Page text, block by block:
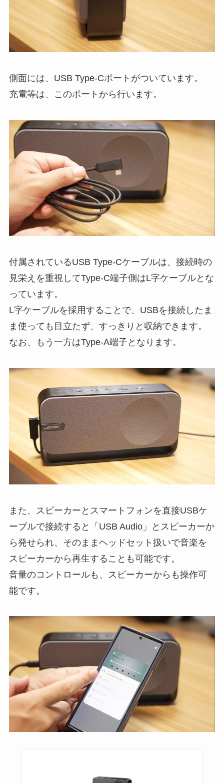
側面には、USB Type-Cポートがついています。
充電等は、このポートから行います。
付属されているUSB Type-Cケーブルは、接続時の
見栄えを重視してType-C端子側はL字ケーブルとな
っています。
L字ケーブルを採用することで、USBを接続したま
ま使っても目立たず、すっきりと収納できます。
なお、もう一方はType-A端子となります。
また、スピーカーとスマートフォンを直接USBケ
ーブルで接続すると「USB Audio」とスピーカーか
ら発せられ、そのままヘッドセット扱いで音楽を
スピーカーから再生することも可能です。
音量のコントロールも、スピーカーからも操作可
能です。